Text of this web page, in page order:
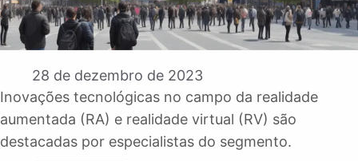
28 de dezembro de 2023
Inovações tecnológicas no campo da realidade
aumentada (RA) e realidade virtual (RV) são
destacadas por especialistas do segmento.